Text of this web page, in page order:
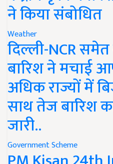
ने किया संबोधित
Weather
दिल्ली-NCR
बारिश ने मचाई
अधिक राज्यों में
साथ तेज बारिश
जारी..
Government Scheme